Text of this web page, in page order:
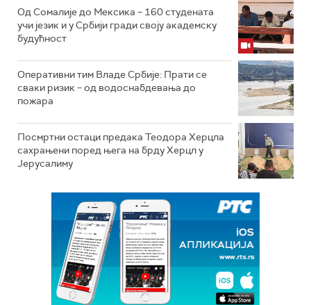
Од Сомалије до Мексика – 160 студената
учи језик и у Србији гради своју академску
будућност
Оперативни тим Владе Србије: Прати се
сваки ризик – од водоснабдевања до
пожара
Посмртни остаци предака Теодора Херцла
сахрањени поред њега на брду Херцл у
Јерусалиму